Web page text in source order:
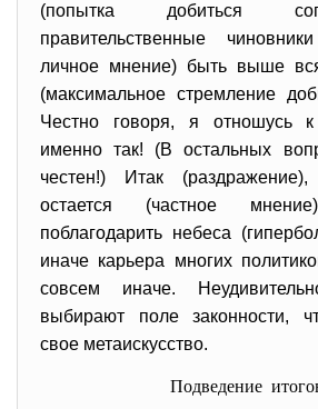
(попытка добиться
правительственные
личное мнение) быть выше
(максимальное стремление
Честно говоря, я отношусь
именно так! (В остальных
честен!) Итак
остается (частное
поблагодарить небеса
иначе карьера многих
совсем иначе.
выбирают поле законности,
свое метаискусство.
Подведение